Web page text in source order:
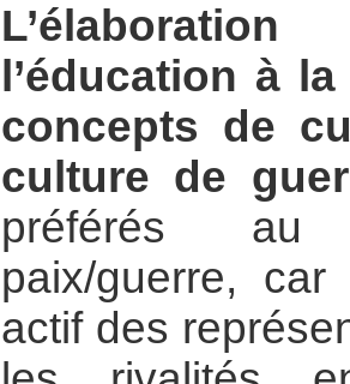
l’éducation à
concepts de
culture de
préférés au
paix/guerre,
actif des